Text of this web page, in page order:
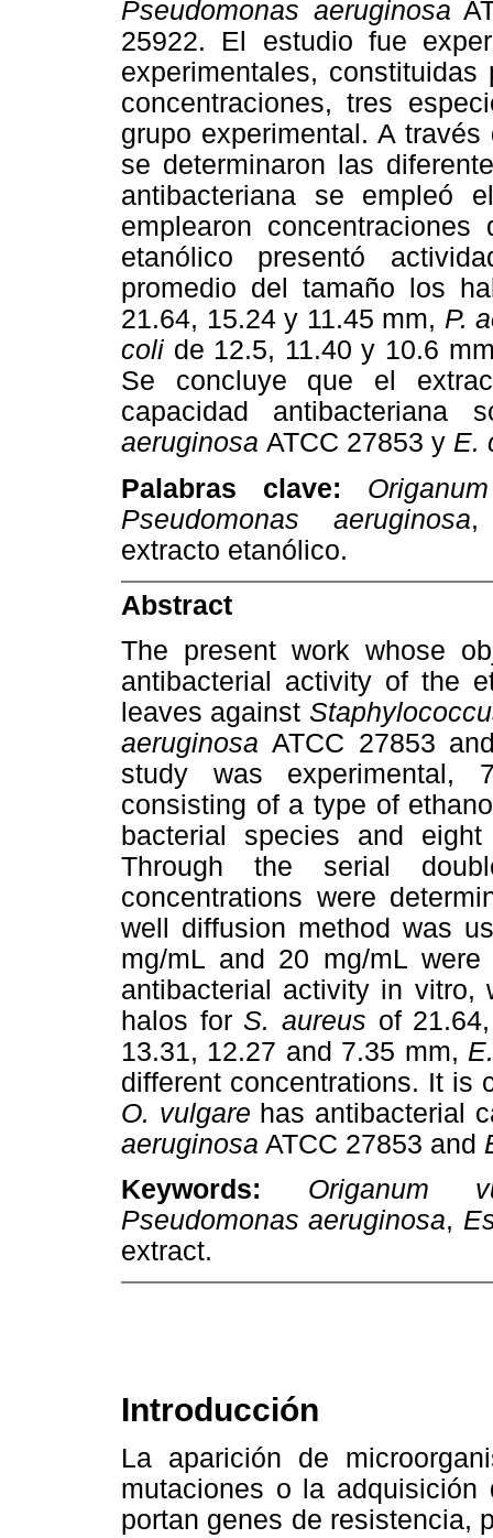
Pseudomonas aeruginosa
25922. El estudio fue
experimentales,
concentraciones, tres
grupo experimental. A
se determinaron las
antibacteriana se empleó
emplearon
etanólico presentó
promedio del tamaño los
21.64, 15.24 y 11.45 mm, P.
coli de 12.5, 11.40 y 10.6
Se concluye que el
capacidad antibacteriana
aeruginosa ATCC 27853 y E.
Palabras clave:
Pseudomonas aeruginosa
extracto etanólico.
Abstract
The present work whose
antibacterial activity of the
leaves against
aeruginosa ATCC 27853
study was experimental,
consisting of a type of
bacterial species and
Through the serial
concentrations were
well diffusion method was
mg/mL and 20 mg/mL
antibacterial activity in vitro,
halos forS. aureus of
13.31, 12.27 and 7.35 mm,
different concentrations. It is
O. vulgare has antibacterial
aeruginosa ATCC 27853 and
Keywords: Origanum
Pseudomonas aeruginosa,
extract.
Introducción
La aparición de
mutaciones o la adquisición
portan genes de resistencia,